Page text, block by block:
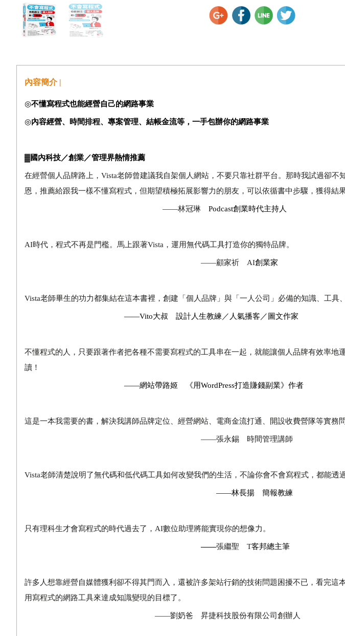
內容簡介 |
◎不懂寫程式也能經營自己的網路事業
◎內容經營、時間排程、專案管理、結帳金流等，一手包辦你的網路事業
▓國內科技／創業／管理界熱情推薦
在經營個人品牌路上，Vista老師曾建議我自架個人網站，不要只靠社群平台。那時我試過卻不
恩，推薦給跟我一樣不懂寫程式，但期望積極拓展影響力的朋友，可以依循書中步驟，獲得結果
——林冠琳 Podcast創業時代主持人
AI時代，程式不再是門檻。馬上跟著Vista，運用無代碼工具打造你的獨特品牌。
——顧家祈 AI創業家
Vista老師畢生的功力都集結在這本書裡，創建「個人品牌」與「一人公司」必備的知識、工具
——Vito大叔 設計人生教練／人氣播客／圖文作家
不懂程式的人，只要跟著作者把各種不需要寫程式的工具串在一起，就能讓個人品牌有效率地
讀！
——網站帶路姬 《用WordPress打造賺錢副業》作者
這是一本我需要的書，解決我講師品牌定位、經營網站、電商金流打通、開設收費營隊等實務
——張永錫 時間管理講師
Vista老師清楚說明了無代碼和低代碼工具如何改變我們的生活，不論你會不會寫程式，都能透
——林長揚 簡報教練
只有理科生才會寫程式的時代過去了，AI數位助理將能實現你的想像力。
——張繼聖 T客邦總主筆
許多人想靠經營自媒體獲利卻不得其門而入，還被許多架站行銷的技術問題困擾不已，看完這
用寫程式的網路工具來達成知識變現的目標了。
——劉奶爸 昇捷科技股份有限公司創辦人